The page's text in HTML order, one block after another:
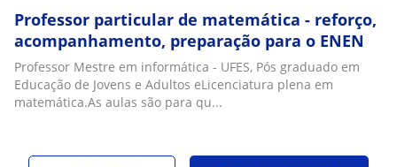
Professor particular de matemática - reforço,
acompanhamento, preparação para o ENEN
Professor Mestre em informática - UFES, Pós graduado em
Educação de Jovens e Adultos eLicenciatura plena em
matemática.As aulas são para qu...